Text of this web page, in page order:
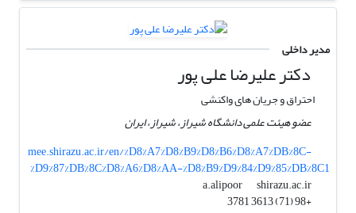
مدیر داخلی
دکتر علیرضا علی پور
احتراق و جریان های واکنشی
عضو هیئت علمی دانشگاه شیراز، شیراز، ایران
mee.shirazu.ac.ir/en/%D8%A7%D8%B9%D8%B6%D8%A7%DB%8C-
%D9%87%DB%8C%D8%A6%D8%AA-%D8%B9%D9%84%D9%85%DB%8C1
a.alipoor
shirazu.ac.ir
+98 (71) 3613 3781